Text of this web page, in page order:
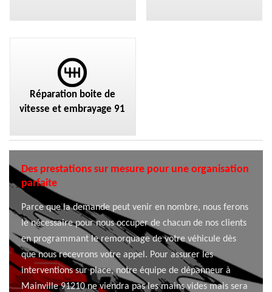
Réparation boite de
vitesse et embrayage 91
Des prestations sur mesure pour une organisation
parfaite
Parce que la demande peut venir en nombre, nous ferons
le nécessaire pour nous occuper de chacun de nos clients
en programmant le remorquage de votre véhicule dès
que nous recevrons votre appel. Pour assurer les
interventions sur place, notre équipe de dépanneur à
Mainville 91210 ne viendra pas les mains vides mais sera